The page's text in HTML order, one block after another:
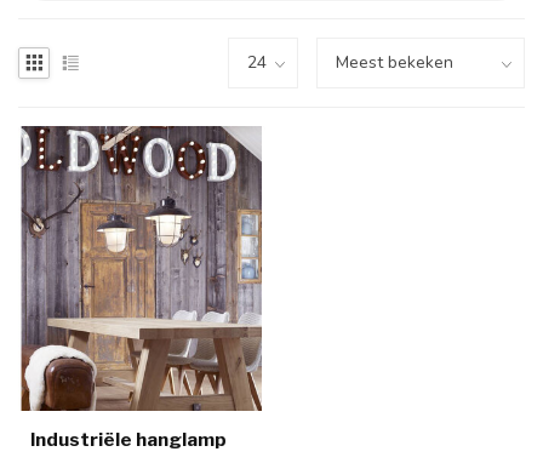
Industriële hanglamp